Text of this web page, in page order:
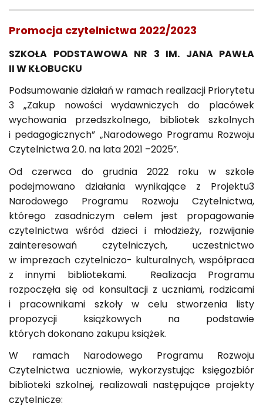
Promocja czytelnictwa 2022/2023
SZKOŁA PODSTAWOWA NR 3 IM. JANA PAWŁA
II W KŁOBUCKU
Podsumowanie działań w ramach realizacji Priorytetu
3 „Zakup nowości wydawniczych do placówek
wychowania przedszkolnego, bibliotek szkolnych
i pedagogicznych” „Narodowego Programu Rozwoju
Czytelnictwa 2.0. na lata 2021 –2025”.
Od czerwca do grudnia 2022 roku w szkole
podejmowano działania wynikające z Projektu3
Narodowego Programu Rozwoju Czytelnictwa,
którego zasadniczym celem jest propagowanie
czytelnictwa wśród dzieci i młodzieży, rozwijanie
zainteresowań czytelniczych, uczestnictwo
w imprezach czytelniczo- kulturalnych, współpraca
z innymi bibliotekami. Realizacja Programu
rozpoczęła się od konsultacji z uczniami, rodzicami
i pracownikami szkoły w celu stworzenia listy
propozycji książkowych na podstawie
których dokonano zakupu książek.
W ramach Narodowego Programu Rozwoju
Czytelnictwa uczniowie, wykorzystując księgozbiór
biblioteki szkolnej, realizowali następujące projekty
czytelnicze: